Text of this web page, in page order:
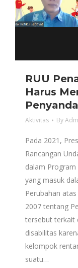
RUU
Harus
Aktivitas By
Pada 2021,
Rancangan
dalam Program
yang masuk
Perubahan
2007 tentang
tersebut terkait
disabilitas
kelompok
suatu…